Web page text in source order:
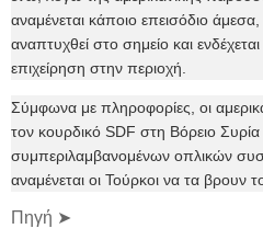
αναμένεται κάποιο επεισόδιο
αναπτυχθεί στο σημείο και
επιχείρηση στην περιοχή.
Σύμφωνα με πληροφορίες, οι
τον κουρδικό SDF στη Βόρειο
συμπεριλαμβανομένων οπλικών
αναμένεται οι Τούρκοι να τα βρουν
Πηγή ➤